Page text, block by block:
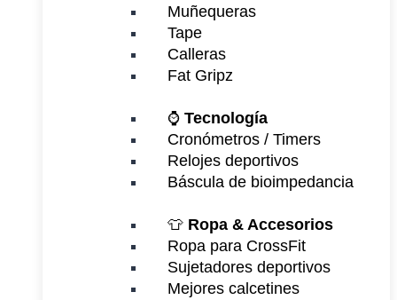
Muñequeras
Tape
Calleras
Fat Gripz
⌚ Tecnología
Cronómetros / Timers
Relojes deportivos
Báscula de bioimpedancia
👕 Ropa & Accesorios
Ropa para CrossFit
Sujetadores deportivos
Mejores calcetines